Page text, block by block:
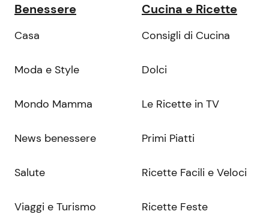
Benessere
Casa
Moda e Style
Mondo Mamma
News benessere
Salute
Viaggi e Turismo
Cucina e Ricette
Consigli di Cucina
Dolci
Le Ricette in TV
Primi Piatti
Ricette Facili e Veloci
Ricette Feste